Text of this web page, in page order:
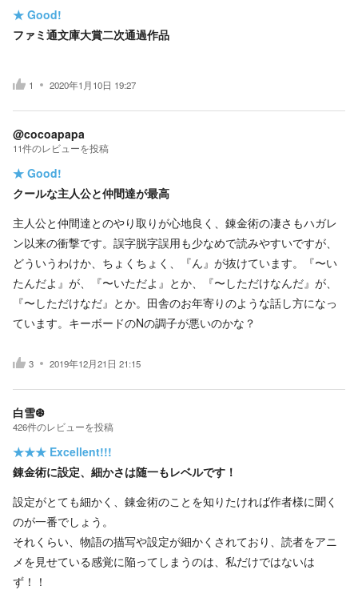
★ Good!
ファミ通文庫大賞二次通過作品
1 2020年1月10日 19:27
@cocoapapa
11件のレビューを投稿
★ Good!
クールな主人公と仲間達が最高
主人公と仲間達とのやり取りが心地良く、錬金術の凄さもハガレ
ン以来の衝撃です。誤字脱字誤用も少なめで読みやすいですが、
どういうわけか、ちょくちょく、『ん』が抜けています。『〜い
たんだよ』が、『〜いただよ』とか、『〜しただけなんだ』が、
『〜しただけなだ』とか。田舎のお年寄りのような話し方になっ
ています。キーボードのNの調子が悪いのかな？
3 2019年12月21日 21:15
白雪❆
426件のレビューを投稿
★★★ Excellent!!!
錬金術に設定、細かさは随一もレベルです！
設定がとても細かく、錬金術のことを知りたければ作者様に聞く
のが一番でしょう。
それくらい、物語の描写や設定が細かくされており、読者をアニ
メを見せている感覚に陥ってしまうのは、私だけではないは
ず！！